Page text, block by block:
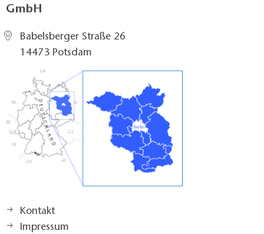
GmbH
Babelsberger Straße 26
14473 Potsdam
Kontakt
Impressum